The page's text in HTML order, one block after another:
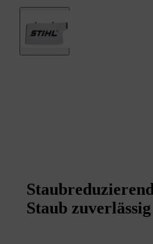
Staub